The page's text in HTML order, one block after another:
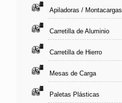
Apiladoras / Montacargas
Carretilla de Aluminio
Carretilla de Hierro
Mesas de Carga
Paletas Plásticas